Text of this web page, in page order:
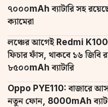
৭০০০mAh ব্যাটারি সহ রয়েছে
ক্যামেরা
লঞ্চের আগেই Redmi K100
ফিচার ফাঁস, থাকবে ১৬ জিবি
৮৫০০mAh ব্যাটারি
Oppo PYE110: বাজারে
নতুন ফোন, 8000mAh